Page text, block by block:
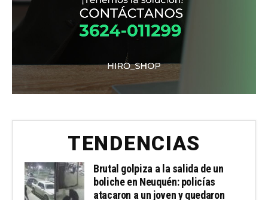
TENDENCIAS
Brutal golpiza a la salida de un
boliche en Neuquén: policías
atacaron a un joven y quedaron